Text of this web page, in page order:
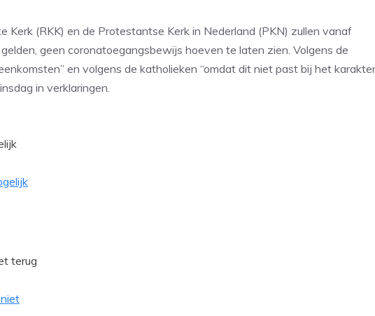
Kerk (RKK) en de Protestantse Kerk in Nederland (PKN) zullen vanaf
geen coronatoegangsbewijs hoeven te laten zien. Volgens de
en volgens de katholieken “omdat dit niet past bij het karakter
in verklaringen.
terug